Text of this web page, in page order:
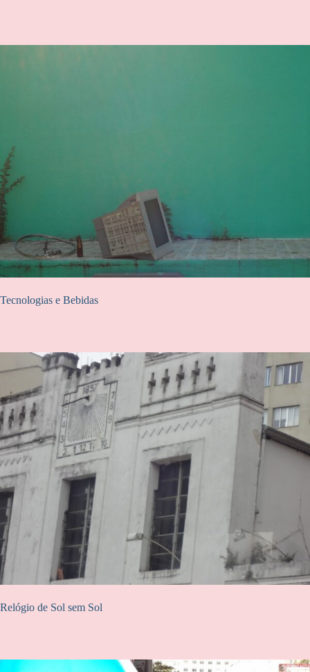
Tecnologias e Bebidas
Relógio de Sol sem Sol